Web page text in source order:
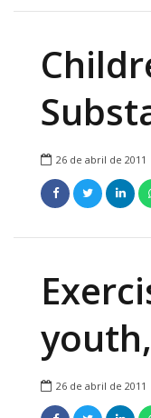
26 de abril de 2011
26 de abril de 2011